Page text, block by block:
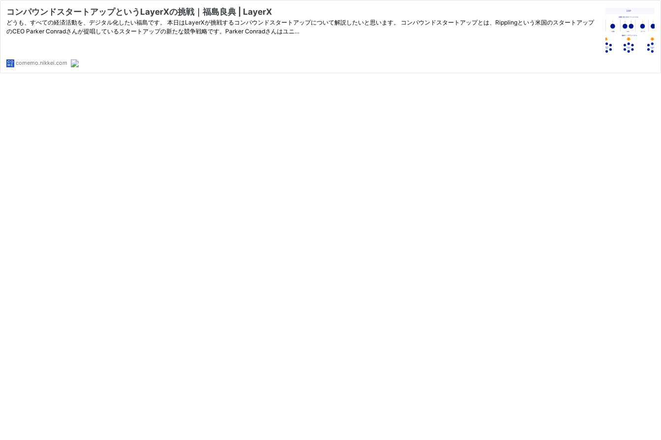
コンパウンドスタートアップというLayerXの挑戦｜福島良典 | LayerX
どうも、すべての経済活動を、デジタル化したい福島です。 本日はLayerXが挑戦するコンパウンドスタートアップについて解説したいと思います。 コンパウンドスタートアップとは、Ripplingという米国のスタートアップ
のCEO Parker Conradさんが提唱しているスタートアップの新たな競争戦略です。Parker Conradさんはユニ…
comemo.nikkei.com